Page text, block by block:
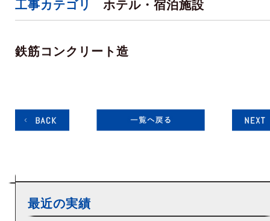
工事カテゴリ ホテル・宿泊施設
鉄筋コンクリート造
最近の実績